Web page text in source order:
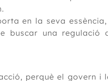
en la seva
buscar una regulació
perquè el govern